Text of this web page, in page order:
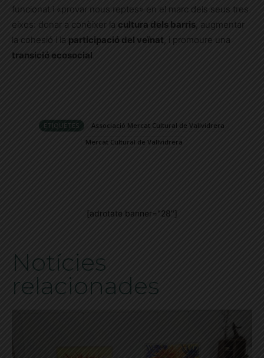
funcionat i «provar nous reptes» en el marc dels seus tres
eixos: donar a conèixer la cultura dels barris , augmentar
la cohesió i la participació del veïnat , i promoure una
transició ecosocial
ETIQUETES
Associació Mercat Cultural de Vallvidrera
Mercat Cultural de Vallvidrera
[adrotate banner="28"]
Notícies
relacionades